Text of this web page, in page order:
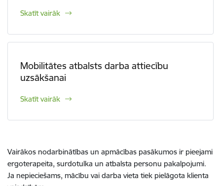
Skatīt vairāk
Mobilitātes atbalsts darba attiecību
uzsākšanai
Skatīt vairāk
Vairākos nodarbinātības un apmācības pasākumos ir pieejami
ergoterapeita, surdotulka un atbalsta personu pakalpojumi.
Ja nepieciešams, mācību vai darba vieta tiek pielāgota klienta